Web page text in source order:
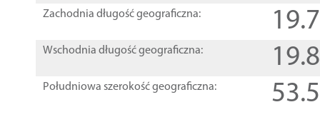
Zachodnia długość geograficzna:
Wschodnia długość geograficzna:
Południowa szerokość geograficzna: